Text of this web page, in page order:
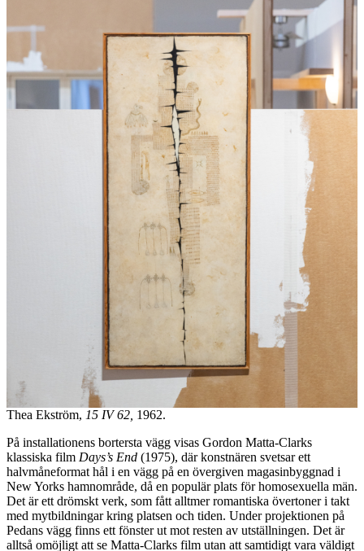
Thea Ekström, 15 IV 62, 1962.
På installationens bortersta vägg visas Gordon Matta-Clarks
klassiska film Days’s End (1975), där konstnären svetsar ett
halvmåneformat hål i en vägg på en övergiven magasinbyggnad i
New Yorks hamnområde, då en populär plats för homosexuella män.
Det är ett drömskt verk, som fått alltmer romantiska övertoner i takt
med mytbildningar kring platsen och tiden. Under projektionen på
Pedans vägg finns ett fönster ut mot resten av utställningen. Det är
alltså omöjligt att se Matta-Clarks film utan att samtidigt vara väldigt